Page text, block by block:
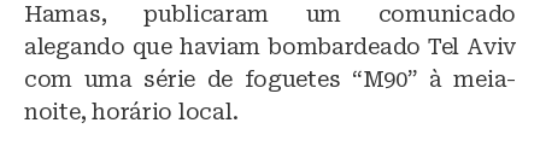
Hamas, publicaram um comunicado
alegando que haviam bombardeado Tel Aviv
com uma série de foguetes “M90” à meia-
noite, horário local.